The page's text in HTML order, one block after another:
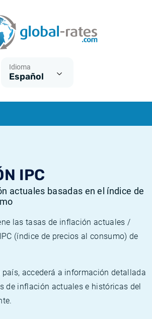
Idioma
Español
IPC
actuales basadas en el índice de
las tasas de inflación actuales /
(índice de precios al consumo) de
país, accederá a información detallada
de inflación actuales e históricas del